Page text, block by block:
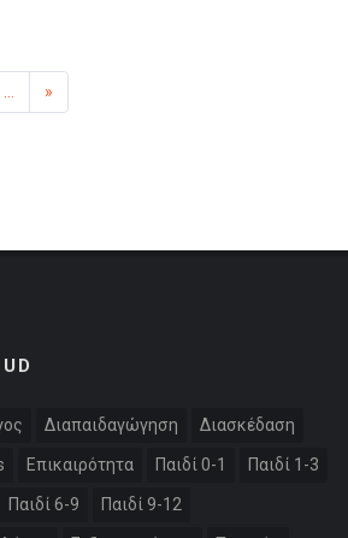
... »
Διαπαιδαγώγηση Διασκέδαση
Επικαιρότητα Παιδί 0-1 Παιδί 1-3
Παιδί 6-9 Παιδί 9-12